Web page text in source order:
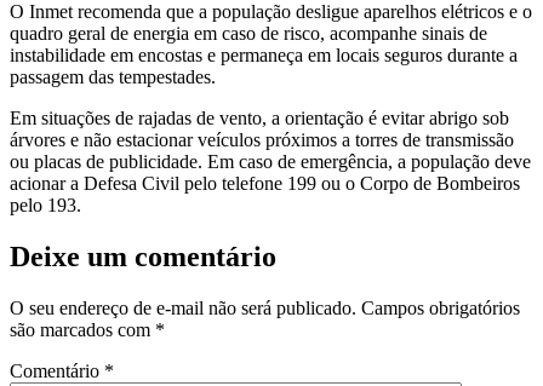
O Inmet recomenda que a população desligue aparelhos elétricos e o
quadro geral de energia em caso de risco, acompanhe sinais de
instabilidade em encostas e permaneça em locais seguros durante a
passagem das tempestades.
Em situações de rajadas de vento, a orientação é evitar abrigo sob
árvores e não estacionar veículos próximos a torres de transmissão
ou placas de publicidade. Em caso de emergência, a população deve
acionar a Defesa Civil pelo telefone 199 ou o Corpo de Bombeiros
pelo 193.
Deixe um comentário
O seu endereço de e-mail não será publicado. Campos obrigatórios
são marcados com *
Comentário *